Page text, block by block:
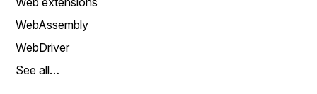
WebAssembly
WebDriver
See all…